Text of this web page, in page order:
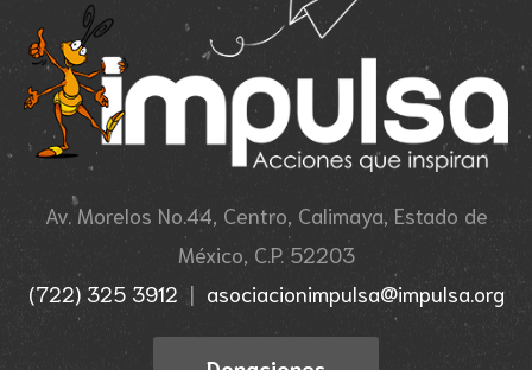
Av. Morelos No.44, Centro, Calimaya, Estado de
México, C.P. 52203
(722) 325 3912 | asociacionimpulsa@impulsa.org